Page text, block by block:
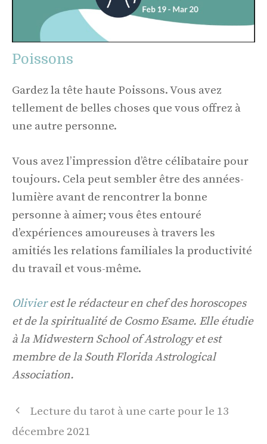
Poissons
Gardez la tête haute Poissons. Vous avez
tellement de belles choses que vous offrez à
une autre personne.
Vous avez l’impression d’être célibataire pour
toujours. Cela peut sembler être des années-
lumière avant de rencontrer la bonne
personne à aimer; vous êtes entouré
d’expériences amoureuses à travers les
amitiés les relations familiales la productivité
du travail et vous-même.
Olivierest le rédacteur en chef des horoscopes
et de la spiritualité de Cosmo Esame. Elle étudie
à la Midwestern School of Astrology et est
membre de la South Florida Astrological
Association.
Navigation
des
Lecture du tarot à une carte pour le 13
décembre 2021